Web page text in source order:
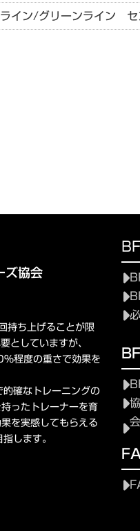
イン/グリーンライン
協会
ち上げることが限
していますが、
程度の重さで効果を
確なトレーニングの
ったトレーナーを育
を実感してもらえる
します。